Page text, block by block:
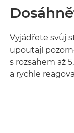
Vyjádřete svůj
upoutají
s rozsahem až
a rychle